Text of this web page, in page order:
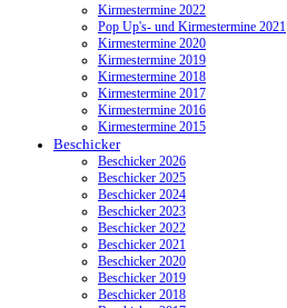
Kirmestermine 2022
Pop Up's- und Kirmestermine 2021
Kirmestermine 2020
Kirmestermine 2019
Kirmestermine 2018
Kirmestermine 2017
Kirmestermine 2016
Kirmestermine 2015
Beschicker
Beschicker 2026
Beschicker 2025
Beschicker 2024
Beschicker 2023
Beschicker 2022
Beschicker 2021
Beschicker 2020
Beschicker 2019
Beschicker 2018